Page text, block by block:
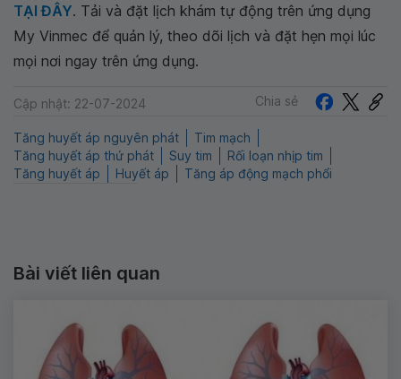
TẠI ĐÂY. Tải và đặt lịch khám tự động trên ứng dụng
My Vinmec để quản lý, theo dõi lịch và đặt hẹn mọi lúc
mọi nơi ngay trên ứng dụng.
Cập nhật: 22-07-2024 Chia sẻ
Tăng huyết áp nguyên phát
Tim mạch
Tăng huyết áp thứ phát
Suy tim
Rối loạn nhịp tim
Tăng huyết áp
Huyết áp Tăng áp động mạch phổi
Bài viết liên quan